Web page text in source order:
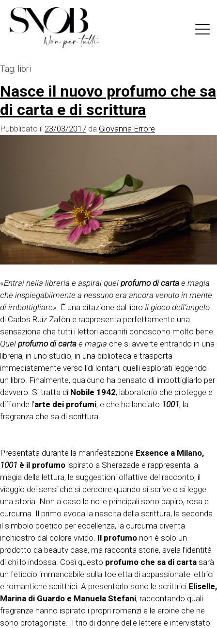
content
Tag: libri
Nasce il nuovo profumo che sa
di carta e di scrittura
Pubblicato il 23/03/2017 da Giovanna Errore
«Entrai nella libreria e aspirai quel profumo di carta e magia
che inspiegabilmente a nessuno era ancora venuto in mente
di imbottigliare». È una citazione dal libro Il gioco dell’angelo
di Carlos Ruiz Zafòn e rappresenta perfettamente una
sensazione che tutti i lettori accaniti conoscono molto bene.
Quel profumo di carta e magia che si avverte entrando in una
libreria, in uno studio, in una biblioteca e trasporta
immediatamente verso lidi lontani, quelli esplorati leggendo
un libro. Finalmente, qualcuno ha pensato di imbottigliarlo per
davvero. Si tratta di Nobile 1942, laboratorio che protegge e
diffonde l’arte dei profumi, e che ha lanciato 1001, la
fragranza che sa di scrittura.
Presentata durante la manifestazione Exsence a Milano,
1001 è il profumo ispirato a Sherazade e rappresenta la
magia della lettura, le suggestioni olfattive del racconto, il
viaggio dei sensi che si percorre quando si scrive o si legge
una storia. Non a caso le note principali sono papiro, rosa e
curcuma. Il primo evoca la nascita della scrittura, la seconda
il simbolo poetico per eccellenza, la curcuma diventa
inchiostro dal colore vivido. Il profumo non è solo un
prodotto da beauty case, ma racconta storie, svela l’identità
di chi lo indossa. Così questo profumo che sa di carta sarà
un feticcio immancabile sulla toeletta di appassionate lettrici
e romantiche scrittrici. A presentarlo sono le scrittrici Eliselle,
Marina di Guardo e Manuela Stefani, raccontando quali
fragranze hanno ispirato i propri romanzi e le eroine che ne
sono protagoniste. Il trio di donne delle lettere è intervistato